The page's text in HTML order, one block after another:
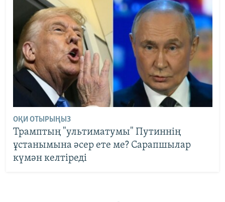
ОҚИ ОТЫРЫҢЫЗ
Трамптың "ультиматумы" Путиннің
ұстанымына әсер ете ме? Сарапшылар
күмән келтіреді